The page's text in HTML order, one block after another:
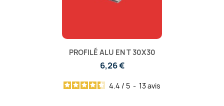
PROFILÉ ALU EN T 30X30
6,26 €
4.4 / 5 - 13avis